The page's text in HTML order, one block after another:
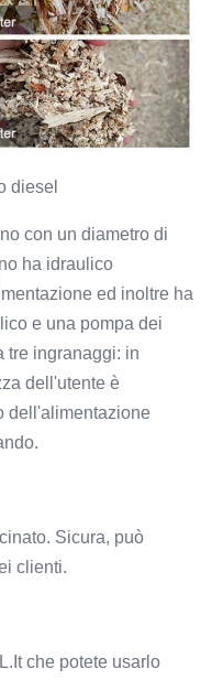
diesel
con un diametro di
ha idraulico
ed inoltre ha
e una pompa dei
tre ingranaggi: in
dell'utente è
dell'alimentazione
Sicura, può
clienti.
che potete usarlo